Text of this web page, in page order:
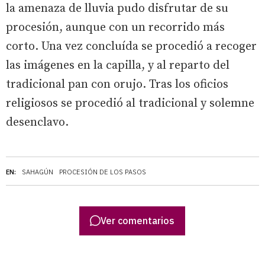
EN: SAHAGÚN PROCESIÓN DE LOS PASOS
la amenaza de lluvia pudo disfrutar de su
procesión, aunque con un recorrido más
corto. Una vez concluída se procedió a recoger
las imágenes en la capilla, y al reparto del
tradicional pan con orujo. Tras los oficios
religiosos se procedió al tradicional y solemne
desenclavo.
Ver comentarios